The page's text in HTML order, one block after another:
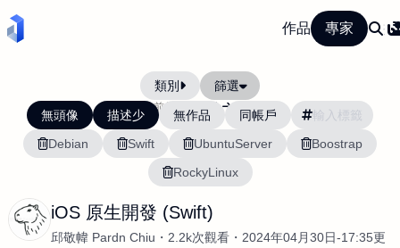
作品 專家
類別 篩選
當前排序: 最新 最舊
無頭像 描述少 無作品
同帳戶
Debian
Swift UbuntuServer
Boostrap
RockyLinux
iOS 原生開發 (Swift)
邱敬幃 Pardn Chiu 2.2k次觀看
2024年04月30日-17:35更